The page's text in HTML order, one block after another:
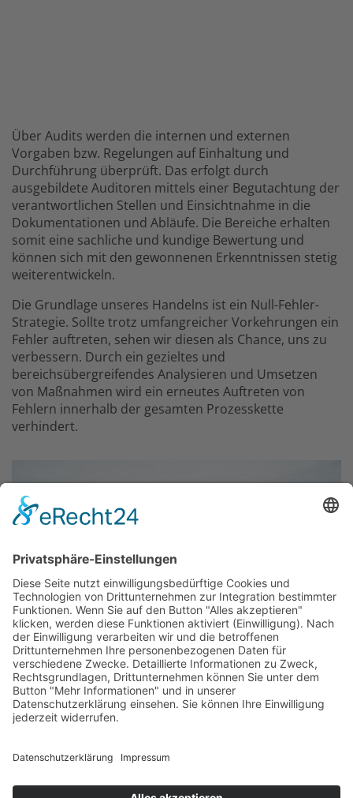
Über Audits werden die internen und externen
Vorgaben bzw. Regelungen auf Einhaltung und
Durchführung überprüft. Das erfolgt durch
ausgebildete Auditoren mittels einer Begutachtung der
verantwortlichen Stellen und Einsichtnahme in die
Dokumentationen und Abläufe. Die Bereiche erhalten
somit eine sachliche und kundige Bewertung und
können sich mit den gewonnenen Erkenntnissen stetig
weiterentwickeln.
Die Grundlage unseres Handelns ist ein Null-Fehler-
Strategie. Sollte trotz umfangreicher Vorkehrungen ein
Fehler auftreten, sehen wir diesen als Chance, uns zu
verbessern. Durch ein gezieltes und
bereichsübergreifendes Analysieren und Umsetzen
von Maßnahmen wird ein erneutes Auftreten von
Fehlern innerhalb der gesamten Prozesskette
verhindert.
Datenschutz